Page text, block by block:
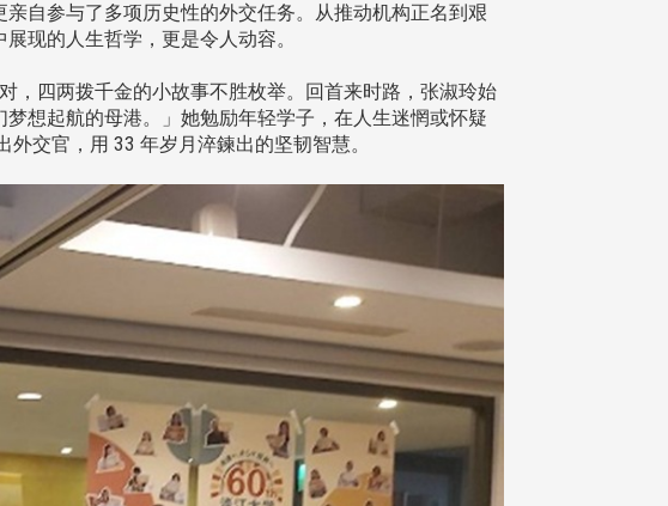
自参与了多项历史性的外交任务。从推动机构正名到艰
现的人生哲学，更是令人动容。
，四两拨千金的小故事不胜枚举。回首来时路，张淑玲始
想起航的母港。」她勉励年轻学子，在人生迷惘或怀疑
交官，用 33 年岁月淬鍊出的坚韧智慧。